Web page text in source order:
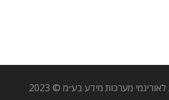
מערכות מידע בע״מ © 2023